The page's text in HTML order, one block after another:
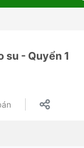
su - Quyển 1